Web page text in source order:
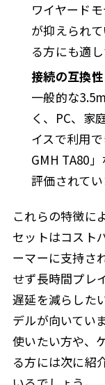
ワイヤード
が抑えられ
る方にも適し
接続の互換性
一般的な
く、PC、家
イスで利用
GMH TA80
評価されてい
これらの特徴に
セットはコスト
ーマーに支持さ
せず長時間プレ
遅延を減らした
デルが向いてい
使いたい方や、
る方には次に紹